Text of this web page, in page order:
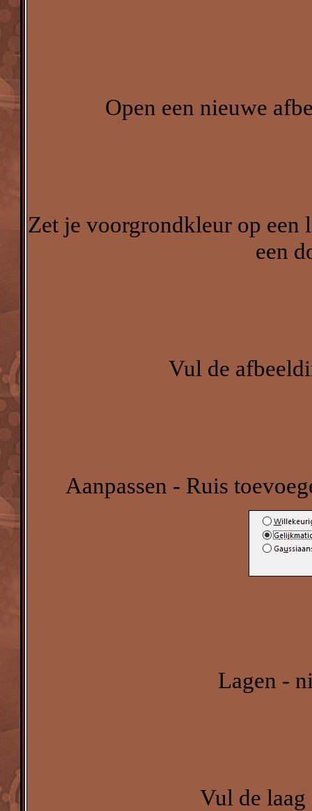
Open een nieuwe
Zet je voorgrondkleur op een
een
Vul de
Aanpassen - Ruis
Lagen -
Vul de